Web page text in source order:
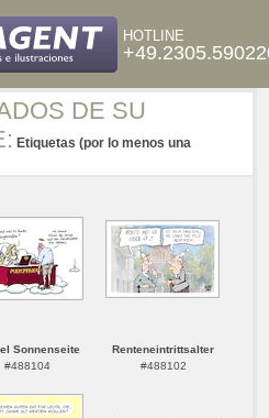
HOTLINE
DE SU
Etiquetas (por lo menos una
Sonnenseite
#488104
Renteneintrittsalter
#488102